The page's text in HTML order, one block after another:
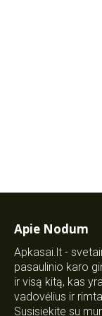
Apie Nodum
Apkasai.lt -
pasaulinio karo
ir visą kitą, kas
vadovėlius ir
Susisiekite su